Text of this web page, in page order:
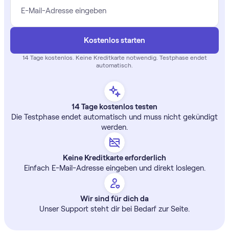
Kostenlos starten
14 Tage kostenlos . Keine Kreditkarte notwendig. Testphase endet
automatisch.
14 Tage kostenlos testen
Die Testphase endet automatisch und muss nicht gekündigt
werden.
Keine Kreditkarte erforderlich
Einfach E-Mail-Adresse eingeben und direkt loslegen.
Wir sind für dich da
Unser Support steht dir bei Bedarf zur Seite.